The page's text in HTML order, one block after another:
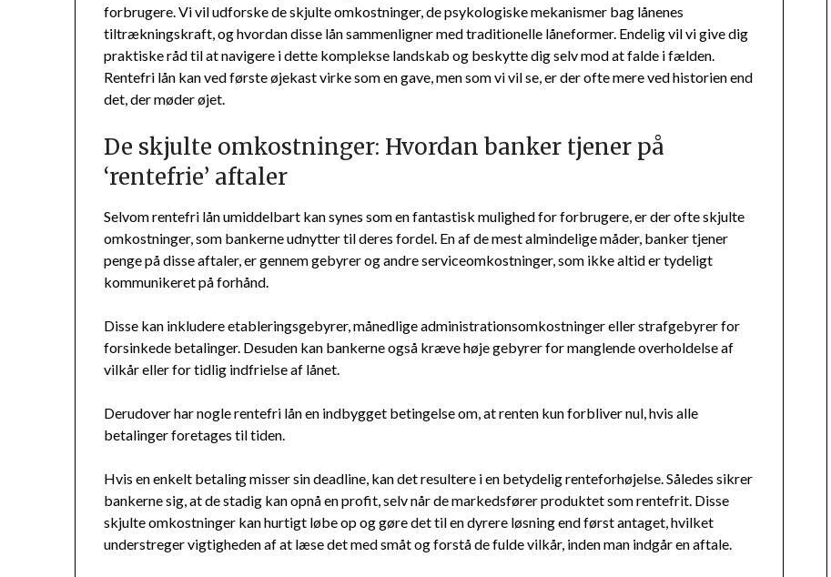
forbrugere. Vi vil udforske de skjulte omkostninger, de psykologiske mekanismer bag lånenes
tiltrækningskraft, og hvordan disse lån sammenligner med traditionelle låneformer. Endelig vil vi give dig
praktiske råd til at navigere i dette komplekse landskab og beskytte dig selv mod at falde i fælden.
Rentefri lån kan ved første øjekast virke som en gave, men som vi vil se, er der ofte mere ved historien end
det, der møder øjet.
De skjulte omkostninger: Hvordan banker tjener på
‘rentefrie’ aftaler
Selvom rentefri lån umiddelbart kan synes som en fantastisk mulighed for forbrugere, er der ofte skjulte
omkostninger, som bankerne udnytter til deres fordel. En af de mest almindelige måder, banker tjener
penge på disse aftaler, er gennem gebyrer og andre serviceomkostninger, som ikke altid er tydeligt
kommunikeret på forhånd.
Disse kan inkludere etableringsgebyrer, månedlige administrationsomkostninger eller strafgebyrer for
forsinkede betalinger. Desuden kan bankerne også kræve høje gebyrer for manglende overholdelse af
vilkår eller for tidlig indfrielse af lånet.
Derudover har nogle rentefri lån en indbygget betingelse om, at renten kun forbliver nul, hvis alle
betalinger foretages til tiden.
Hvis en enkelt betaling misser sin deadline, kan det resultere i en betydelig renteforhøjelse. Således sikrer
bankerne sig, at de stadig kan opnå en profit, selv når de markedsfører produktet som rentefrit. Disse
skjulte omkostninger kan hurtigt løbe op og gøre det til en dyrere løsning end først antaget, hvilket
understreger vigtigheden af at læse det med småt og forstå de fulde vilkår, inden man indgår en aftale.